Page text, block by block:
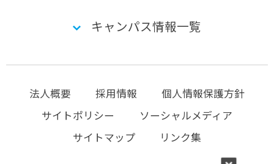
キャンパス情報一覧
法人概要 採用情報
個人情報保護方針
サイトポリシー
ソーシャルメディア
サイトマップ
リンク集